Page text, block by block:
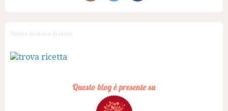
Motore di ricerca di ricette